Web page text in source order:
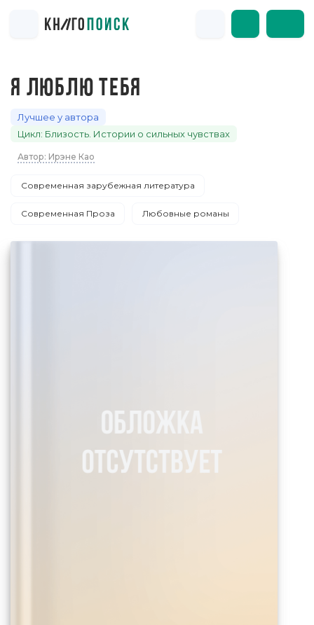
Я ЛЮБЛЮ ТЕБЯ
Лучшее у автора
Цикл: Близость. Истории о сильных чувствах
Автор: Ирэне Као
Современная зарубежная литература
Современная Проза Любовные романы